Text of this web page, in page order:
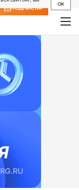
OK
ПОДПИСКА